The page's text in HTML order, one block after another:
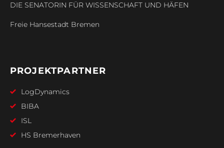
DIE SENATORIN FÜR WISSENSCHAFT UND HÄFEN
Freie Hansestadt Bremen
PROJEKTPARTNER
LogDynamics
BIBA
ISL
HS Bremerhaven